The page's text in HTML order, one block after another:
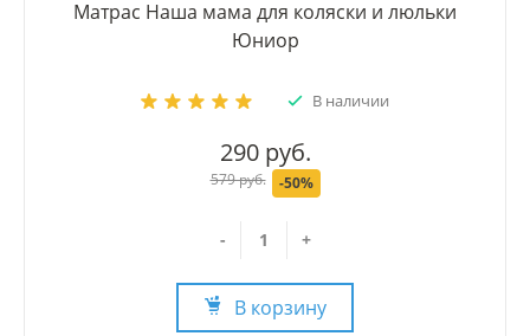
Матрас Наша мама для коляски и люльки
Юниор
В наличии
290 руб.
579 руб. -50%
- +
В корзину